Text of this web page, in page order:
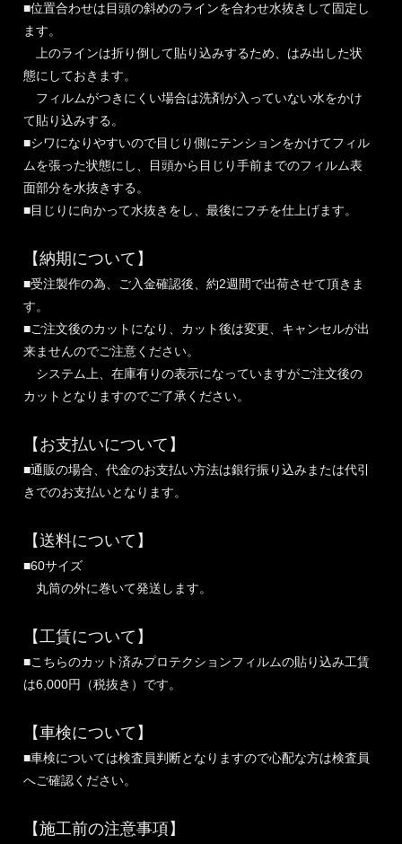
■位置合わせは目頭の斜めのラインを合わせ水抜きして固定し
ます。
上のラインは折り倒して貼り込みするため、はみ出した状
態にしておきます。
フィルムがつきにくい場合は洗剤が入っていない水をかけ
て貼り込みする。
■シワになりやすいので目じり側にテンションをかけてフィル
ムを張った状態にし、目頭から目じり手前までのフィルム表
面部分を水抜きする。
■目じりに向かって水抜きをし、最後にフチを仕上げます。
【納期について】
■受注製作の為、ご入金確認後、約2週間で出荷させて頂きま
す。
■ご注文後のカットになり、カット後は変更、キャンセルが出
来ませんのでご注意ください。
システム上、在庫有りの表示になっていますがご注文後の
カットとなりますのでご了承ください。
【お支払いについて】
■通販の場合、代金のお支払い方法は銀行振り込みまたは代引
きでのお支払いとなります。
【送料について】
■60サイズ
丸筒の外に巻いて発送します。
【工賃について】
■こちらのカット済みプロテクションフィルムの貼り込み工賃
は6,000円（税抜き）です。
【車検について】
■車検については検査員判断となりますので心配な方は検査員
へご確認ください。
【施工前の注意事項】